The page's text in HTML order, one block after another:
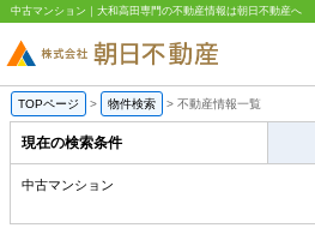
中古マンション｜大和高田専門の不動産情報は朝日不動産へ
TOPページ > 物件検索 > 不動産情報一覧
現在の検索条件
中古マンション